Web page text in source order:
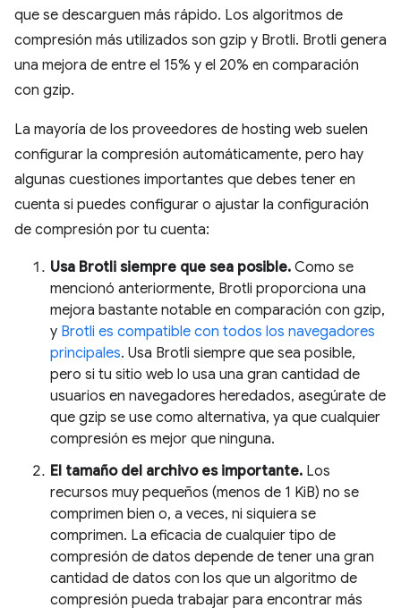
que se descarguen más rápido. Los algoritmos de
compresión más utilizados son gzip y Brotli. Brotli genera
una mejora de entre el 15% y el 20% en comparación
con gzip.
La mayoría de los proveedores de hosting web suelen
configurar la compresión automáticamente, pero hay
algunas cuestiones importantes que debes tener en
cuenta si puedes configurar o ajustar la configuración
de compresión por tu cuenta:
Usa Brotli siempre que sea posible. Como se
mencionó anteriormente, Brotli proporciona una
mejora bastante notable en comparación con gzip,
y Brotli es compatible con todos los navegadores
principales. Usa Brotli siempre que sea posible,
pero si tu sitio web lo usa una gran cantidad de
usuarios en navegadores heredados, asegúrate de
que gzip se use como alternativa, ya que cualquier
compresión es mejor que ninguna.
El tamaño del archivo es importante. Los
recursos muy pequeños (menos de 1 KiB) no se
comprimen bien o, a veces, ni siquiera se
comprimen. La eficacia de cualquier tipo de
compresión de datos depende de tener una gran
cantidad de datos con los que un algoritmo de
compresión pueda trabajar para encontrar más